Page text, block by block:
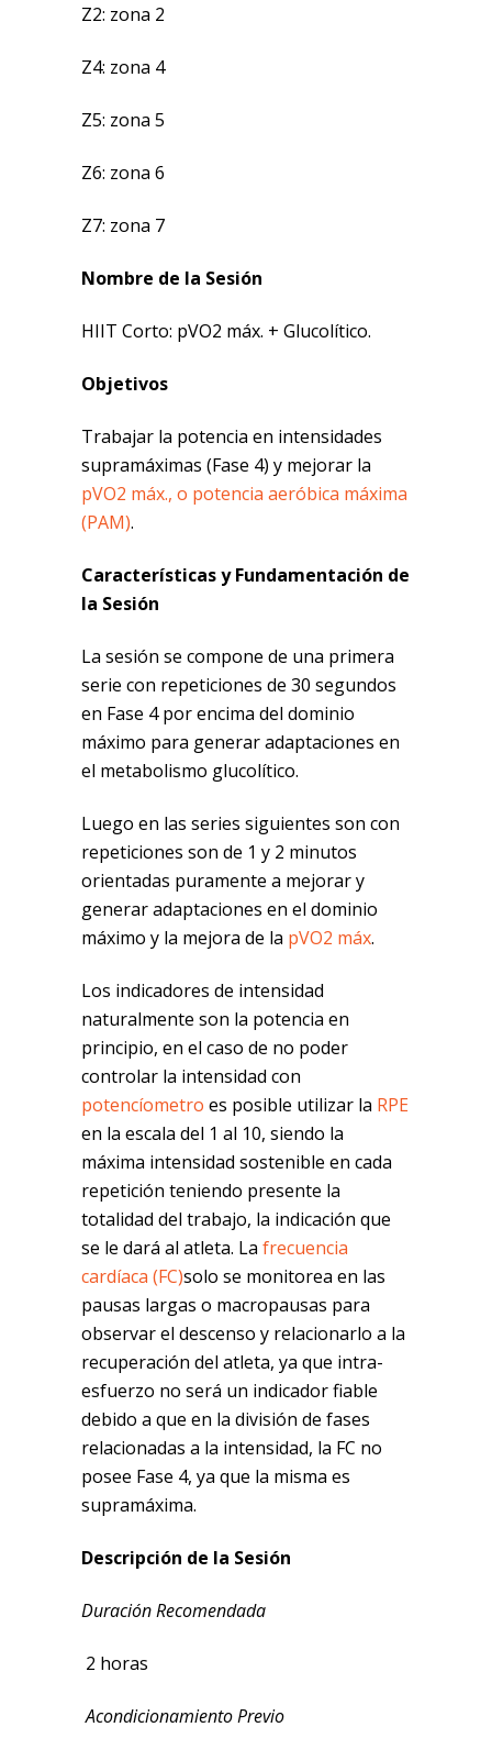
Z2: zona 2
Z4: zona 4
Z5: zona 5
Z6: zona 6
Z7: zona 7
Nombre de la Sesión
HIIT Corto: pVO2 máx. + Glucolítico.
Objetivos
Trabajar la potencia en intensidades
supramáximas (Fase 4) y mejorar la
pVO2 máx., o potencia aeróbica máxima
(PAM).
Características y Fundamentación de
la Sesión
La sesión se compone de una primera
serie con repeticiones de 30 segundos
en Fase 4 por encima del dominio
máximo para generar adaptaciones en
el metabolismo glucolítico.
Luego en las series siguientes son con
repeticiones son de 1 y 2 minutos
orientadas puramente a mejorar y
generar adaptaciones en el dominio
máximo y la mejora de la pVO2 máx.
Los indicadores de intensidad
naturalmente son la potencia en
principio, en el caso de no poder
controlar la intensidad con
potencíometro es posible utilizar la RPE
en la escala del 1 al 10, siendo la
máxima intensidad sostenible en cada
repetición teniendo presente la
totalidad del trabajo, la indicación que
se le dará al atleta. La frecuencia
cardíaca (FC)solo se monitorea en las
pausas largas o macropausas para
observar el descenso y relacionarlo a la
recuperación del atleta, ya que intra-
esfuerzo no será un indicador fiable
debido a que en la división de fases
relacionadas a la intensidad, la FC no
posee Fase 4, ya que la misma es
supramáxima.
Descripción de la Sesión
Duración Recomendada
2 horas
Acondicionamiento Previo